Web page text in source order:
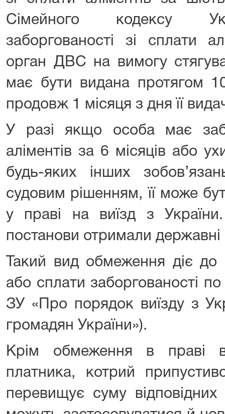
Сімейного кодексу
заборгованості зі сплати
орган ДВС на вимогу
має бути видана протягом
продовж 1 місяця з дня її
У разі якщо особа має
аліментів за 6 місяців або
будь-яких інших
судовим рішенням, її може
у праві на виїзд з
постанови отримали державні
Такий вид обмеження діє до
або сплати заборгованості
ЗУ «Про порядок виїзду з
громадян України»).
Крім обмеження в праві
платника, котрий
перевищує суму відповідних